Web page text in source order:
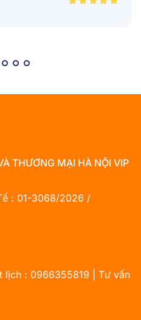
THƯƠNG MẠI HÀ NỘI VIP
: 01-3068/2026 /
lịch : 0966355819 | Tư vấn